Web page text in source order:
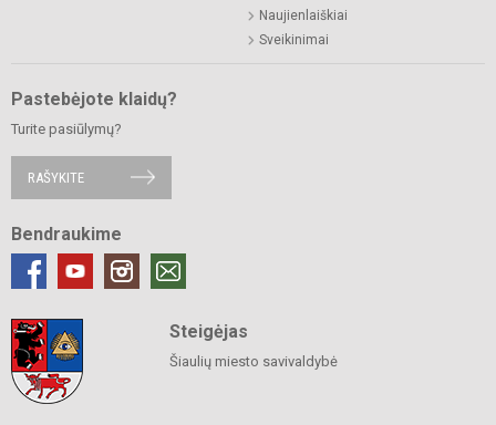
Naujienlaiškiai
Sveikinimai
Pastebėjote klaidų?
Turite pasiūlymų?
RAŠYKITE
Bendraukime
Steigėjas
Šiaulių miesto savivaldybė